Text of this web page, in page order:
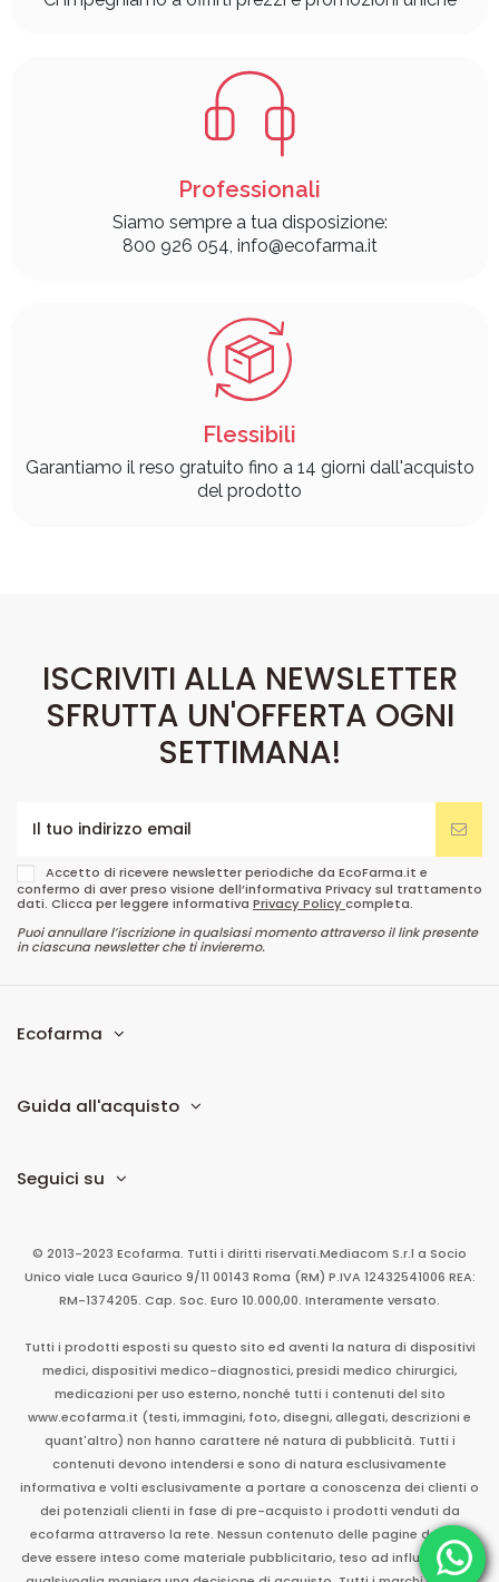
Professionali
Siamo sempre a tua disposizione:
800 926 054, info@ecofarma.it
Flessibili
Garantiamo il reso gratuito fino a 14 giorni dall'acquisto
del prodotto
ISCRIVITI ALLA NEWSLETTER
SFRUTTA UN'OFFERTA OGNI
SETTIMANA!
Accetto di ricevere newsletter periodiche da EcoFarma.it e
confermo di aver preso visione dell’informativa Privacy sul trattamento
dati. Clicca per leggere informativa Privacy Policycompleta.
Puoi annullare l’iscrizione in qualsiasi momento attraverso il link presente
in ciascuna newsletter che ti invieremo.
Ecofarma
Guida all'acquisto
Seguici su
© 2013-2023 Ecofarma. Tutti i diritti riservati.Mediacom S.r.l a Socio
Unico viale Luca Gaurico 9/11 00143 Roma (RM) P.IVA 12432541006 REA:
RM-1374205. Cap. Soc. Euro 10.000,00. Interamente versato.
Tutti i prodotti esposti su questo sito ed aventi la natura di dispositivi
medici, dispositivi medico-diagnostici, presidi medico chirurgici,
medicazioni per uso esterno, nonché tutti i contenuti del sito
www.ecofarma.it (testi, immagini, foto, disegni, allegati, descrizioni e
quant'altro) non hanno carattere né natura di pubblicità. Tutti i
contenuti devono intendersi e sono di natura esclusivamente
informativa e volti esclusivamente a portare a conoscenza dei clienti o
dei potenziali clienti in fase di pre-acquisto i prodotti venduti da
ecofarma attraverso la rete. Nessun contenuto delle pagine del sito
deve essere inteso come materiale pubblicitario, teso ad influenzare in